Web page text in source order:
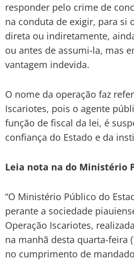
responder pelo crime de
na conduta de exigir, para si
direta ou indiretamente,
ou antes de assumi-la, mas
vantagem indevida.
O nome da operação faz
Iscariotes, pois o agente
função de fiscal da lei, é
confiança do Estado e da
Leia nota na do Ministério
“O Ministério Público do
perante a sociedade
Operação Iscariotes,
na manhã desta quarta-feira
no cumprimento de